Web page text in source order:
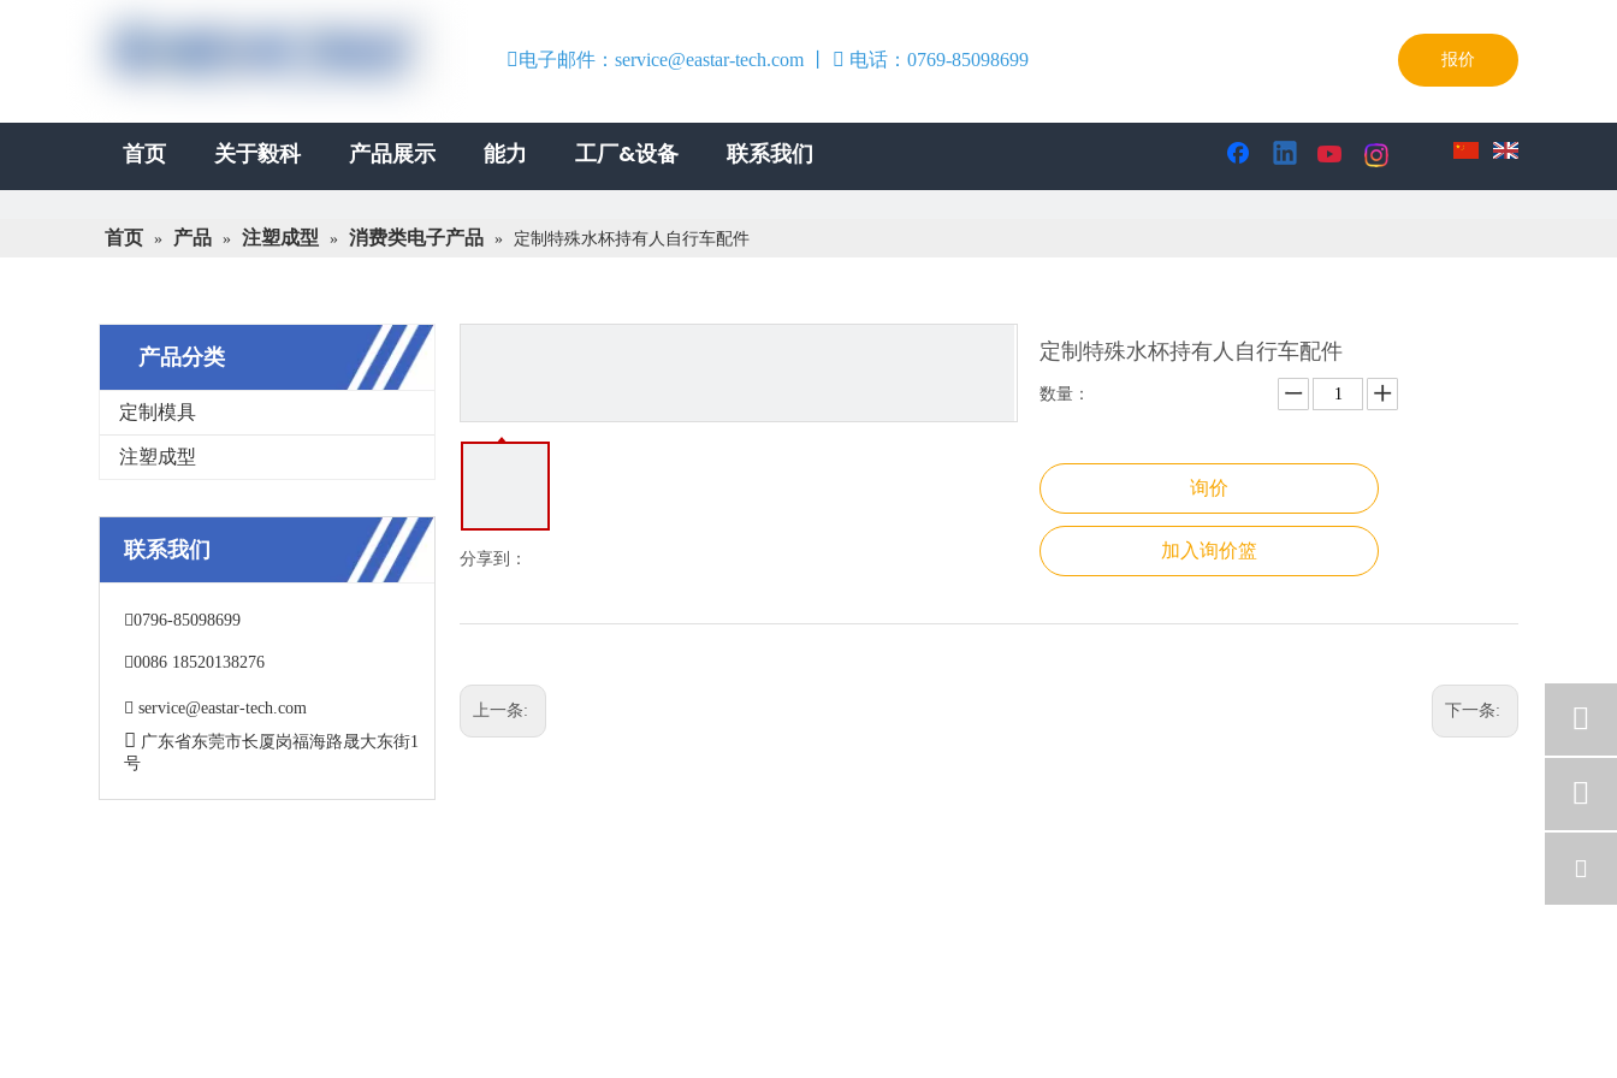
电子邮件： service@eastar-tech.com  电话：0769-85098699 报价
首页 关于毅科 产品展示 能力 工厂&设备 联系我们
首页 » 产品 » 注塑成型 » 消费类电子产品 » 定制特殊水杯持有人自行车配件
产品分类
定制模具
注塑成型
联系我们
0796-85098699
0086 18520138276
 service@eastar-tech.com
 广东省东莞市长厦岗福海路晟大东街1
号
分享到：
定制特殊水杯持有人自行车配件
数量：
询价
加入询价篮
上一条: 下一条: